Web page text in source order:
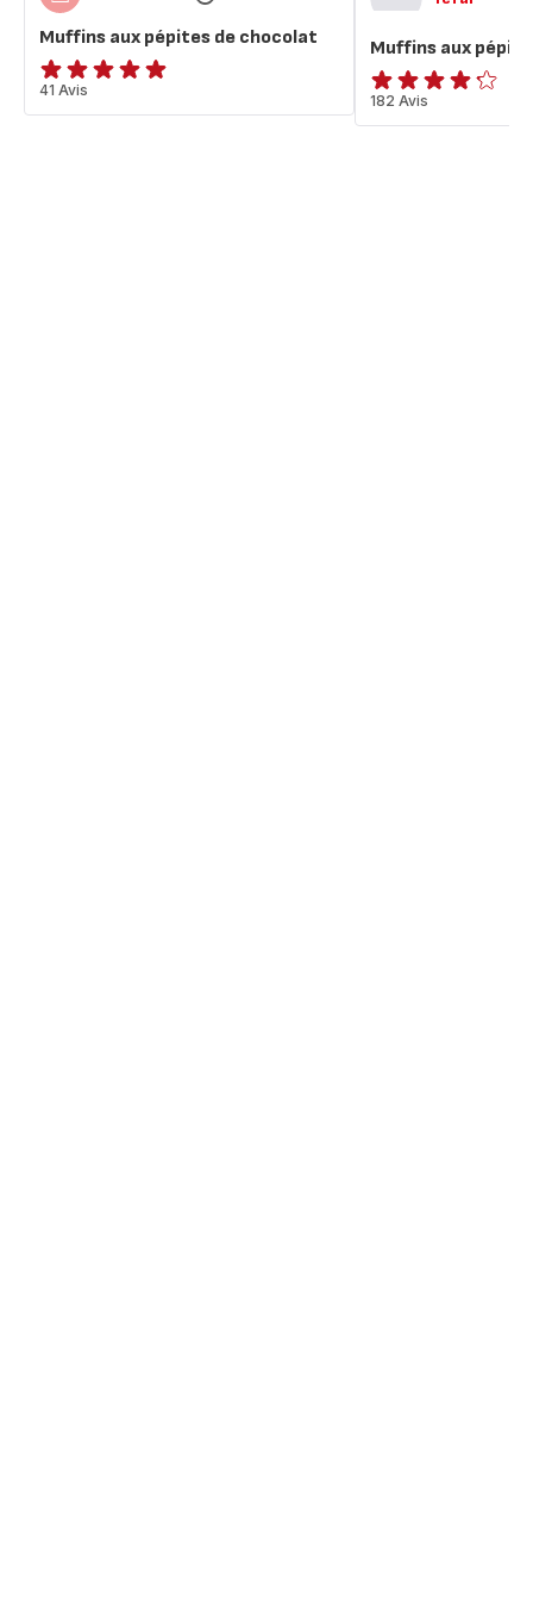
Muffins aux pépites de chocolat
Avis
5
41 Avis
Muffins aux
ratings.4.2
182 Avis